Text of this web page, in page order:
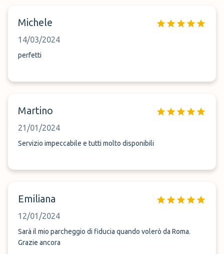
Michele
14/03/2024
perfetti
Martino
21/01/2024
Servizio impeccabile e tutti molto disponibili
Emiliana
12/01/2024
Sarà il mio parcheggio di fiducia quando volerò da Roma.
Grazie ancora